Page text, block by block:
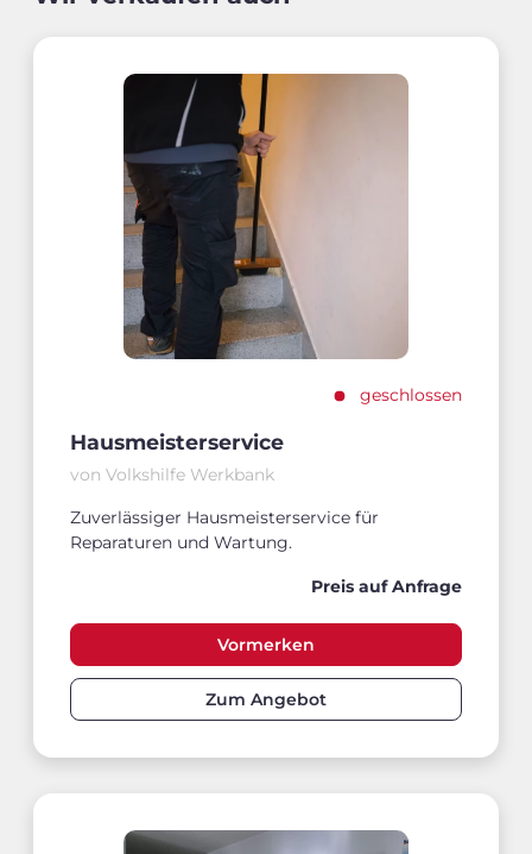
geschlossen
Hausmeisterservice
von Volkshilfe Werkbank
Zuverlässiger Hausmeisterservice für
Reparaturen und Wartung.
Preis auf Anfrage
Vormerken
Zum Angebot